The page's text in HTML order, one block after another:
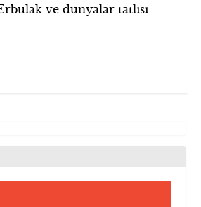
ve dünyalar tatlısı